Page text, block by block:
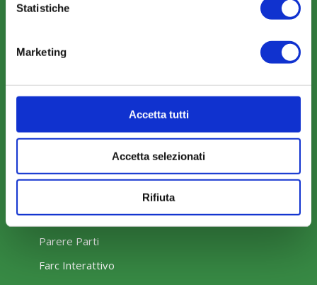
Statistiche
Marketing
Accetta tutti
Accetta selezionati
Rifiuta
News
Eventi
Sfoglia la nostra brochure
AREA RISERVATA
Parere Parti
Farc Interattivo